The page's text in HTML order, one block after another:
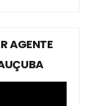
AGENTE